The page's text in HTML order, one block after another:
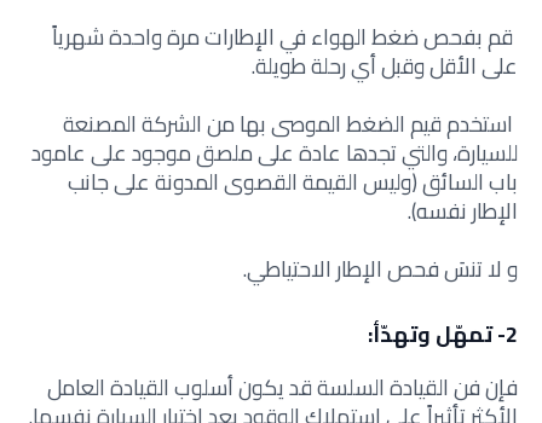
قم بفحص ضغط الهواء في الإطارات مرة واحدة شهرياً
على الأقل وقبل أي رحلة طويلة.
استخدم قيم الضغط الموصى بها من الشركة المصنعة
للسيارة، والتي تجدها عادة على ملصق موجود على عامود
باب السائق (وليس القيمة القصوى المدونة على جانب
الإطار نفسه).
و لا تنسَ فحص الإطار الاحتياطي.
2- تمهّل وتهدّأ:
فإن فن القيادة السلسةقد يكون أسلوب القيادة العامل